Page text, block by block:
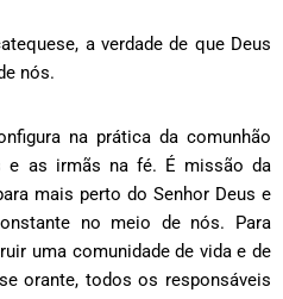
a verdade de que Deus
nós.
na prática da comunhão
as irmãs na fé. É missão da
mais perto do Senhor Deus e
no meio de nós. Para
uma comunidade de vida e de
orante, todos os responsáveis